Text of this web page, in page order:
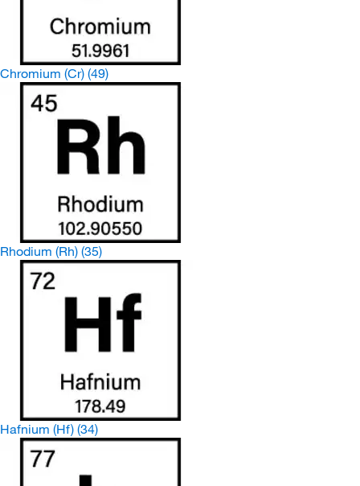
Chromium (Cr) (49)
Rhodium (Rh) (35)
Hafnium (Hf) (34)